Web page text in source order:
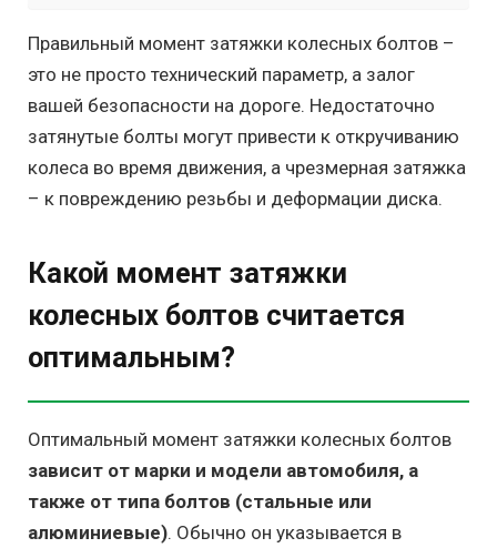
Правильный момент затяжки колесных болтов –
это не просто технический параметр, а залог
вашей безопасности на дороге. Недостаточно
затянутые болты могут привести к откручиванию
колеса во время движения, а чрезмерная затяжка
– к повреждению резьбы и деформации диска.
Какой момент затяжки
колесных болтов считается
оптимальным?
Оптимальный момент затяжки колесных болтов
зависит от марки и модели автомобиля, а
также от типа болтов (стальные или
алюминиевые). Обычно он указывается в